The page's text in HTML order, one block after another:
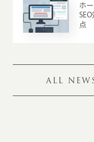
ホ
点
ALL